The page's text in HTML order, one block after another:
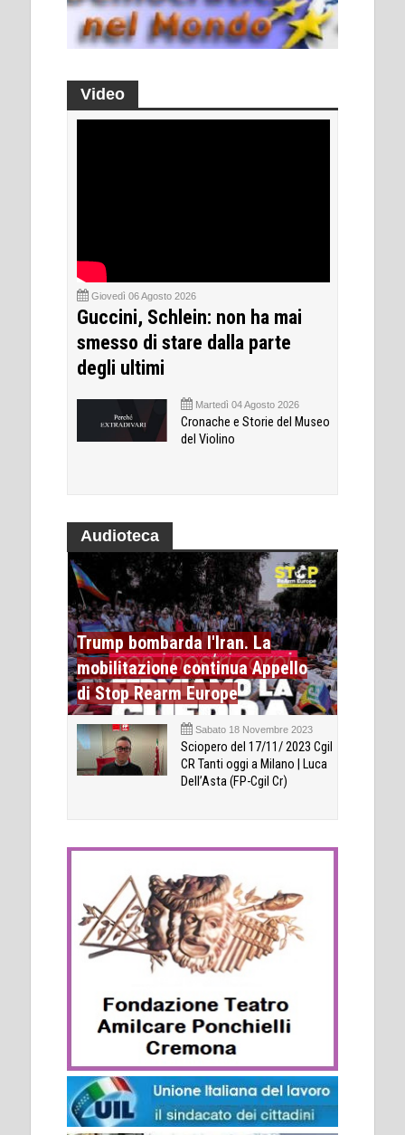
Video
Giovedì 06 Agosto 2026
Guccini, Schlein: non ha mai
smesso di stare dalla parte
degli ultimi
Martedì 04 Agosto 2026
Cronache e Storie del Museo
del Violino
Audioteca
Trump bombarda l'Iran. La
mobilitazione continua Appello
di Stop Rearm Europe
Sabato 18 Novembre 2023
Sciopero del 17/11/ 2023 Cgil
CR Tanti oggi a Milano | Luca
Dell’Asta (FP-Cgil Cr)